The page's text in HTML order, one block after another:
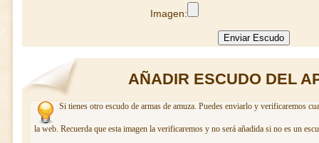
Imagen:
AÑADIR ESCUDO DEL
Si tienes otro escudo de armas de amuza. Puedes enviarlo y verificaremos
la web. Recuerda que esta imagen la verificaremos y no será añadida si no es un